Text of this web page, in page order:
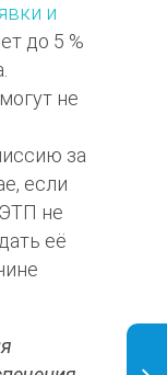
и
до 5 %
не
за
если
не
её